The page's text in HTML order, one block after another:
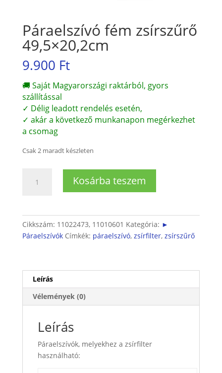
Páraelszívó fém zsírszűrő
49,5×20,2cm
9.900 Ft
🚚 Saját Magyarországi raktárból, gyors
szállítással
✓ Délig leadott rendelés esetén,
✓ akár a következő munkanapon megérkezhet
a csomag
Csak 2 maradt készleten
mennyiség
Kosárba teszem
Cikkszám: 11022473, 11010601 Kategória: ►
Páraelszívók Címkék: páraelszívó, zsírfilter, zsírszűrő
Leírás
Vélemények (0)
Leírás
Páraelszívók, melyekhez a zsírfilter
használható: